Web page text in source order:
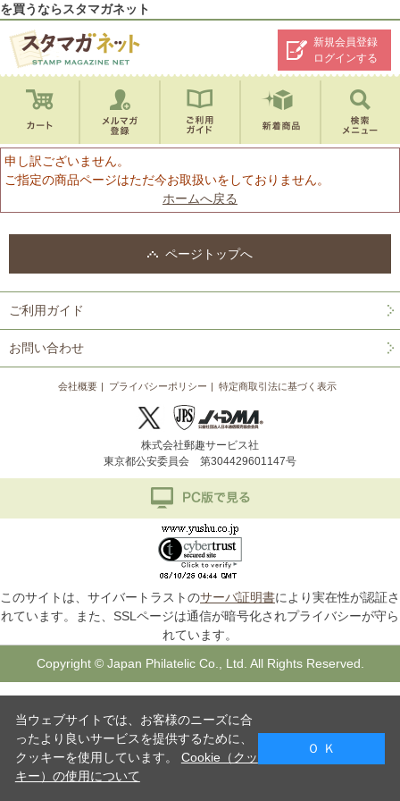
を買うならスタマガネット
新規会員登録
ログインする
申し訳ございません。
ご指定の商品ページはただ今お取扱いをしておりません。
ホームへ戻る
ページトップへ
ご利用ガイド
お問い合わせ
会社概要 プライバシーポリシー 特定商取引法に基づく表示
株式会社郵趣サービス社
東京都公安委員会 第304429601147号
このサイトは、サイバートラストのサーバ証明書により実在性が認証さ
れています。また、SSLページは通信が暗号化されプライバシーが守ら
れています。
Copyright © Japan Philatelic Co., Ltd. All Rights Reserved.
当ウェブサイトでは、お客様のニーズに合
ったより良いサービスを提供するために、
クッキーを使用しています。 Cookie（クッ
キー）の使用について
Ｏ Ｋ